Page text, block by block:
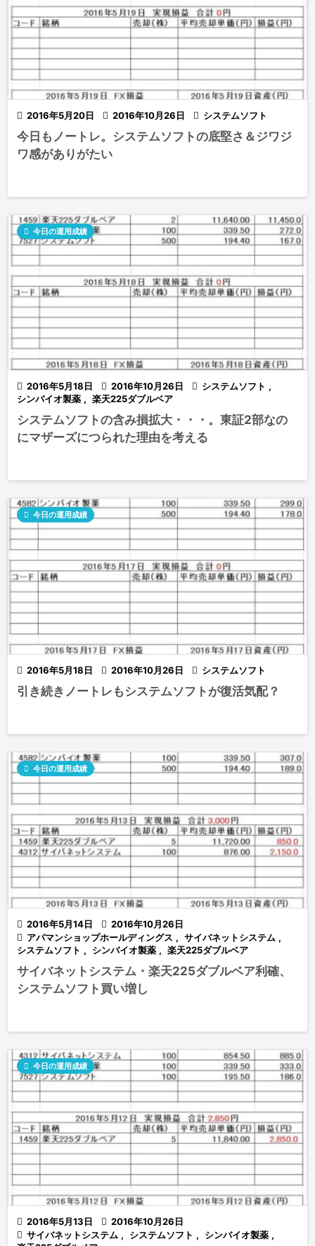
 2016年5月20日  2016年10月26日  システムソフト
今日もノートレ。システムソフトの底堅さ＆ジワジ
ワ感がありがたい
 2016年5月18日  2016年10月26日
 今日の運用成績
 システムソフト ,
シンバイオ製薬 , 楽天225ダブルベア
システムソフトの含み損拡大・・・。東証2部なの
にマザーズにつられた理由を考える
 2016年5月18日  2016年10月26日
 今日の運用成績
 システムソフト
引き続きノートレもシステムソフトが復活気配？
 2016年5月14日  2016年10月26日
 今日の運用成績
 アパマンショップホールディングス , サイバネットシステム ,
システムソフト , シンバイオ製薬 , 楽天225ダブルベア
サイバネットシステム・楽天225ダブルベア利確、
システムソフト買い増し
 2016年5月13日  2016年10月26日
 今日の運用成績
 サイバネットシステム , システムソフト , シンバイオ製薬 ,